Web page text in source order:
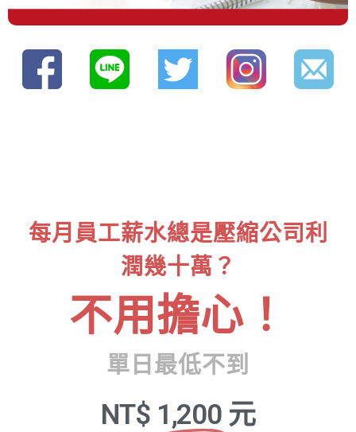
每月員工薪水總是壓縮公司利
潤幾十萬？
不用擔心！
單日最低不到
NT$ 1,200 元